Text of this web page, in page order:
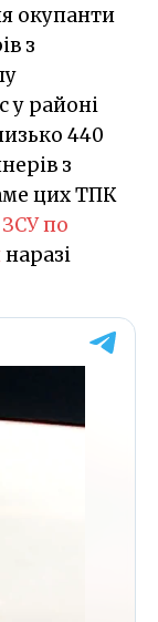
окупанти
з
у районі
440
з
цих ТПК
по
наразі